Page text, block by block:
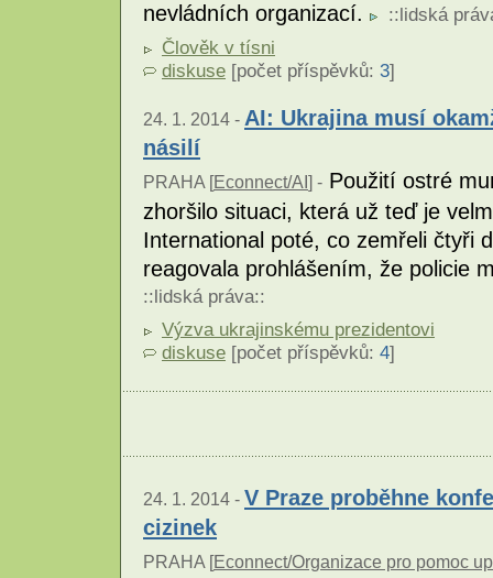
nevládních organizací.
::lidská
Člověk v tísni
diskuse [počet příspěvků: 3]
24. 1. 2014 - AI: Ukrajina musí
násilí
PRAHA [Econnect/AI ] - Použití ostré
zhoršilo situaci, která už teď je
International poté, co zemřeli čtyři
reagovala prohlášením, že policie
:: lidská práva::
Výzva ukrajinskému prezidentovi
diskuse [počet příspěvků: 4]
24. 1. 2014 - V Praze proběhne
cizinek
PRAHA [Econnect/Organizace pro pomoc